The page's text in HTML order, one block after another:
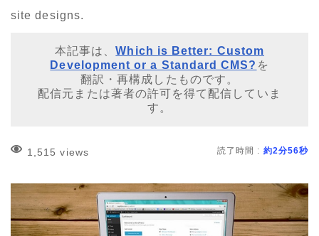
site designs.
本記事は、Which is Better: Custom
Development or a Standard CMS? を
翻訳・再構成したものです。
配信元または著者の許可を得て配信していま
す。
1,515 views 読了時間 : 約2分56秒